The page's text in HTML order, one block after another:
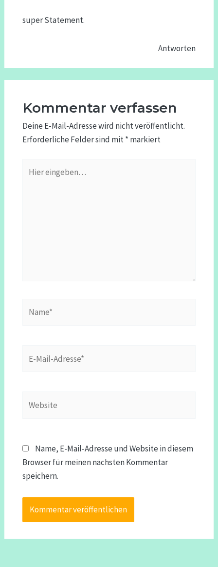
super Statement.
Antworten
Kommentar verfassen
Deine E-Mail-Adresse wird nicht veröffentlicht.
Erforderliche Felder sind mit* markiert
eingeben…
Mail-
Name, E-Mail-Adresse und Website in diesem
Browser für meinen nächsten Kommentar
speichern.